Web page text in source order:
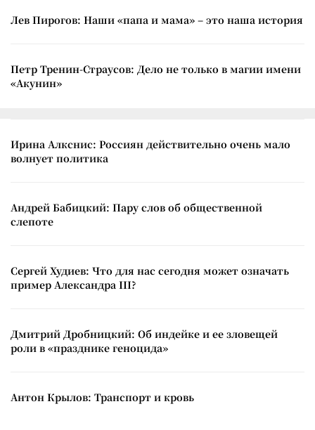
Лев Пирогов: Наши «папа и мама» – это наша история
Петр Тренин-Страусов: Дело не только в магии имени
«Акунин»
Ирина Алкснис: Россиян действительно очень мало
волнует политика
Андрей Бабицкий: Пару слов об общественной
слепоте
Сергей Худиев: Что для нас сегодня может означать
пример Александра III?
Дмитрий Дробницкий: Об индейке и ее зловещей
роли в «празднике геноцида»
Антон Крылов: Транспорт и кровь